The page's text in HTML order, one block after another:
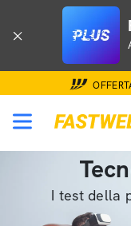
I test della